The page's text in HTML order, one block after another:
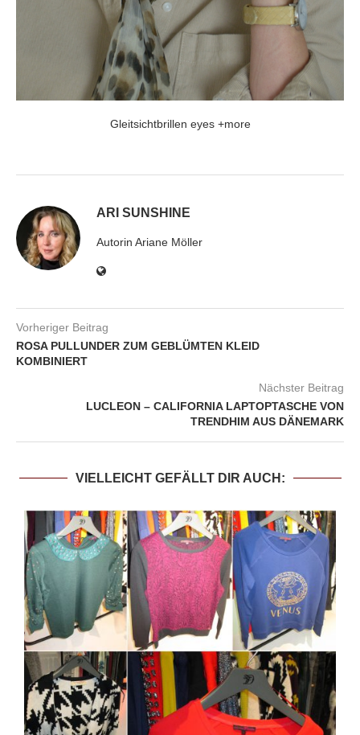
Gleitsichtbrillen eyes +more
ARI SUNSHINE
Autorin Ariane Möller
Vorheriger Beitrag
ROSA PULLUNDER ZUM GEBLÜMTEN KLEID
KOMBINIERT
Nächster Beitrag
LUCLEON – CALIFORNIA LAPTOPTASCHE VON
TRENDHIM AUS DÄNEMARK
VIELLEICHT GEFÄLLT DIR AUCH: